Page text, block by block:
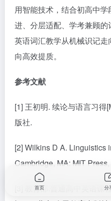
用智能技术，结合初高中
进、分层适配、学考兼顾
英语词汇教学从机械识记
向高效提质。
参考文献
[1] 王初明. 续论与语言习得
版社.
[2] Wilkins D A. Linguistics
Cambridge, MA: MIT
[3] 教育部.普通高中英语课
首页 分